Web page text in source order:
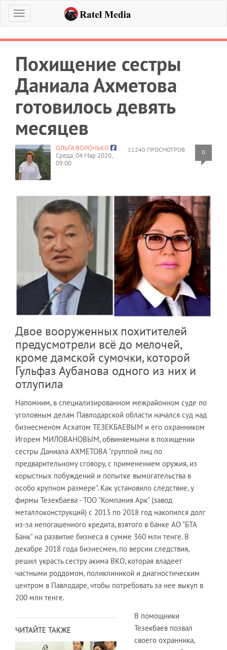
Меню
Похищение сестры
Даниала Ахметова
готовилось девять
месяцев
11240 ПРОСМОТРОВ 0
ОЛЬГА ВОРОНЬКО
Среда, 04 Мар 2020,
09:00
Двое вооруженных похитителей
предусмотрели всё до мелочей,
кроме дамской сумочки, которой
Гульфаз Аубанова одного из них и
отлупила
Напомним, в специализированном межрайонном суде по
уголовным делам Павлодарской области начался суд над
бизнесменом Асхатом ТЕЗЕКБАЕВЫМ и его охранником
Игорем МИЛОВАНОВЫМ, обвиняемыми в похищении
сестры Даниала АХМЕТОВА "группой лиц по
предварительному сговору, с применением оружия, из
корыстных побуждений и попытке вымогательства в
особо крупном размере". Как установило следствие, у
фирмы Тезекбаева - ТОО "Компания Арк" (завод
металлоконструкций) с 2013 по 2018 год накопился долг
из-за непогашенного кредита, взятого в банке АО "БТА
Банк" на развитие бизнеса в сумме 360 млн тенге. В
декабре 2018 года бизнесмен, по версии следствия,
решил украсть сестру акима ВКО, которая владеет
частными роддомом, поликлиникой и диагностическим
центром в Павлодаре, чтобы потребовать за нее выкуп в
200 млн тенге.
ЧИТАЙТЕ ТАКЖЕ
В помощники
Тезекбаев позвал
своего охранника,